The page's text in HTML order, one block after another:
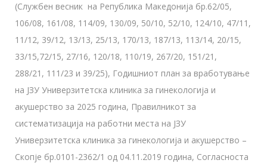
(Службен весник на Република Македонија бр.62/05,
106/08, 161/08, 114/09, 130/09, 50/10, 52/10, 124/10, 47/11,
11/12, 39/12, 13/13, 25/13, 170/13, 187/13, 113/14, 20/15,
33/15,72/15, 27/16, 120/18, 110/19, 267/20, 151/21,
288/21, 111/23 и 39/25), Годишниот план за вработување
на ЈЗУ Универзитетска клиника за гинекологија и
акушерство за 2025 година, Правилникот за
систематизација на работни места на ЈЗУ
Универзитетска клиника за гинекологија и акушерство –
Скопје бр.0101-2362/1 од 04.11.2019 година, Согласноста